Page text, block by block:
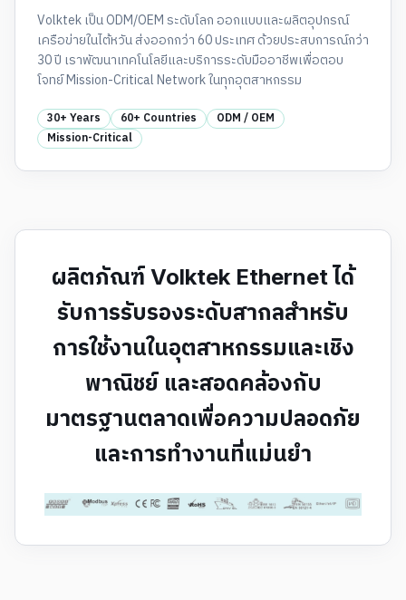
Volktek เป็น ODM/OEM ระดับโลก ออกแบบและผลิตอุปกรณ์
เครือข่ายในไต้หวัน ส่งออกกว่า 60 ประเทศ ด้วยประสบการณ์กว่า
30 ปี เราพัฒนาเทคโนโลยีและบริการระดับมืออาชีพเพื่อตอบ
โจทย์ Mission-Critical Network ในทุกอุตสาหกรรม
30+ Years 60+ Countries
ODM / OEM
Mission-Critical
ผลิตภัณฑ์ Volktek Ethernet ได้
รับการรับรองระดับสากลสำหรับ
การใช้งานในอุตสาหกรรมและเชิง
พาณิชย์ และสอดคล้องกับ
มาตรฐานตลาดเพื่อความปลอดภัย
และการทำงานที่แม่นยำ